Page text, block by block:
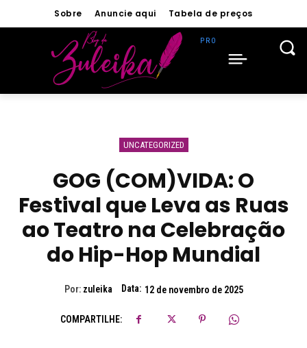
Sobre Anuncie aqui Tabela de preços
UNCATEGORIZED
GOG (COM)VIDA: O
Festival que Leva as Ruas
ao Teatro na Celebração
do Hip-Hop Mundial
Por: zuleika Data: 12 de novembro de 2025
COMPARTILHE: